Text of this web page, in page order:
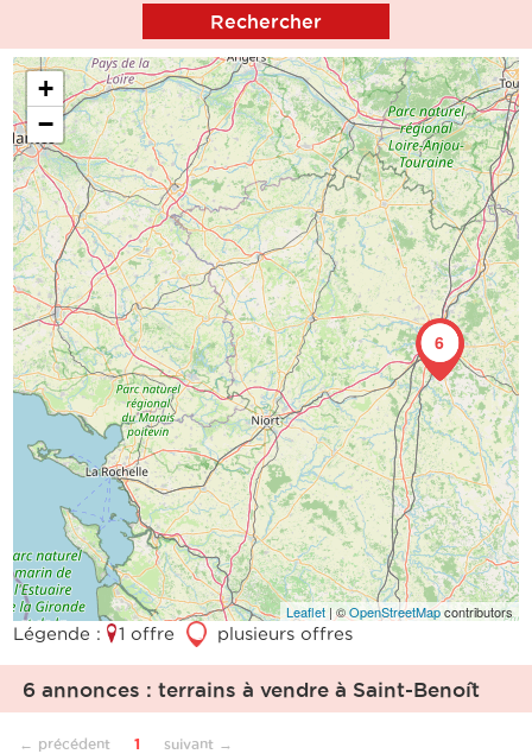
6
+
−
Leaflet| ©OpenStreetMapcontributors
Légende : 1 offre 3 plusieurs offres
6 annonces : terrains à vendre à Saint-Benoît
← précédent 1 suivant →